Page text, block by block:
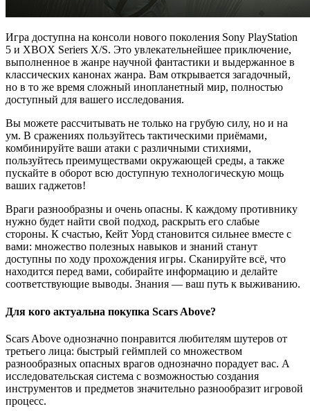
Игра доступна на консоли нового поколения Sony PlayStation
5 и XBOX Seriers X/S. Это увлекательнейшее приключение,
выполненное в жанре научной фантастики и выдержанное в
классических канонах жанра. Вам открывается загадочный,
но в то же время сложный инопланетный мир, полностью
доступный для вашего исследования.
Вы можете рассчитывать не только на грубую силу, но и на
ум. В сражениях пользуйтесь тактическими приёмами,
комбинируйте ваши атаки с различными стихиями,
пользуйтесь преимуществами окружающей среды, а также
пускайте в оборот всю доступную технологическую мощь
ваших гаджетов!
Враги разнообразны и очень опасны. К каждому противнику
нужно будет найти свой подход, раскрыть его слабые
стороны. К счастью, Кейт Уорд становится сильнее вместе с
вами: множество полезных навыков и знаний станут
доступны по ходу прохождения игры. Сканируйте всё, что
находится перед вами, собирайте информацию и делайте
соответствующие выводы. Знания — ваш путь к выживанию.
Для кого актуальна покупка Scars Above?
Scars Above однозначно понравится любителям шутеров от
третьего лица: быстрый геймплей со множеством
разнообразных опасных врагов однозначно порадует вас. А
исследовательская система с возможностью создания
инструментов и предметов значительно разнообразит игровой
процесс.